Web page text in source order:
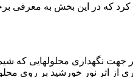
کرد که در این بخش به معرفی
جهت نگهداری محلولهایی که
از اثر نور خورشید بر روی